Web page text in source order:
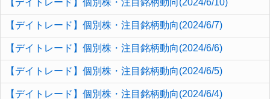
【デイトレード】個別株・注目銘柄動向(2024/6/7)
【デイトレード】個別株・注目銘柄動向(2024/6/6)
【デイトレード】個別株・注目銘柄動向(2024/6/5)
【デイトレード】個別株・注目銘柄動向(2024/6/4)